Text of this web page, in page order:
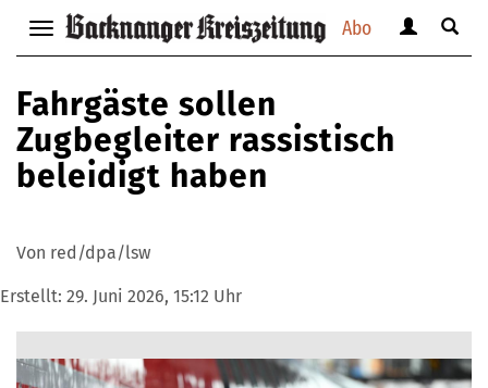
Abo
Navigation
anzeigen
verbergen
anzeigen
Suche
Fahrgäste sollen
Zugbegleiter rassistisch
beleidigt haben
Von red/dpa/lsw
Erstellt: 29. Juni 2026, 15:12 Uhr